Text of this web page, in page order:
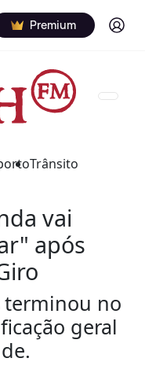
Premium Log in
Trânsito
vai
após
terminou no
geral